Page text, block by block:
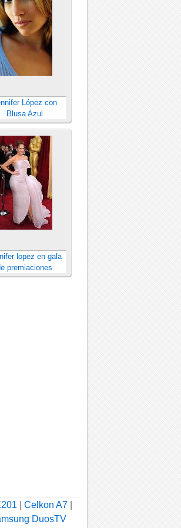
López con
Blusa Azul
lopez en gala
premiaciones
Celkon A7|
DuosTV